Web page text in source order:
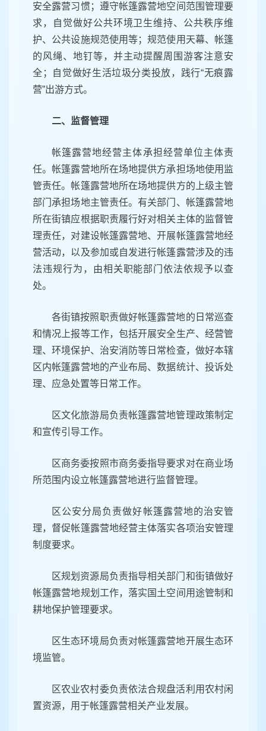
安全露营习惯；遵守帐篷露营地空间范围管理要
求，自觉做好公共环境卫生维持、公共秩序维
护、公共设施规范使用等；规范使用天幕、帐篷
的风绳、地钉等，并主动提醒周围游客注意安
全；自觉做好生活垃圾分类投放，践行“无痕露
营”出游方式。
二、监督管理
帐篷露营地经营主体承担经营单位主体责
任。帐篷露营地所在场地提供方承担场地使用监
管责任。帐篷露营地所在场地提供方的上级主管
部门承担场地主管责任。有关部门、帐篷露营地
所在街镇应根据职责履行好对相关主体的监督管
理责任，对建设帐篷露营地、开展帐篷露营地经
营活动，以及参加或自发进行帐篷露营涉及的违
法违规行为，由相关职能部门依法依规予以查
处。
各街镇按照职责做好帐篷露营地的日常巡查
和情况上报等工作，包括开展安全生产、经营管
理、环境保护、治安消防等日常检查，做好本辖
区内帐篷露营地的产业布局、数据统计、投诉处
理、应急处置等日常工作。
区文化旅游局负责帐篷露营地管理政策制定
和宣传引导工作。
区商务委按照市商务委指导要求对在商业场
所范围内设立帐篷露营地进行监督管理。
区公安分局负责做好帐篷露营地的治安管
理，督促帐篷露营地经营主体落实各项治安管理
制度要求。
区规划资源局负责指导相关部门和街镇做好
帐篷露营地规划工作，落实国土空间用途管制和
耕地保护管理要求。
区生态环境局负责对帐篷露营地开展生态环
境监管。
区农业农村委负责依法合规盘活利用农村闲
置资源，用于帐篷露营相关产业发展。